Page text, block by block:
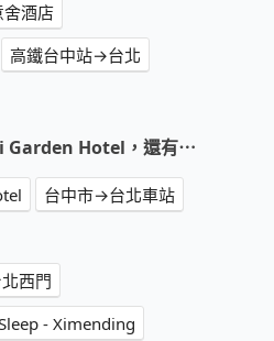
酒店
高鐵台中站→台北
Garden Hotel，還有⋯
台中市→台北車站
西門
- Ximending